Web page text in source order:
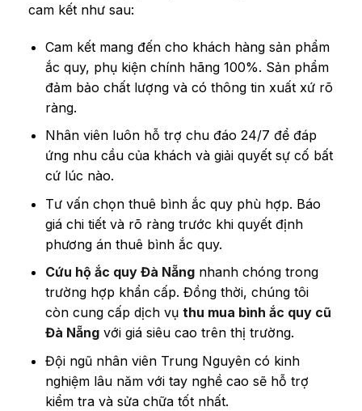
cam kết như sau:
Cam kết mang đến cho khách hàng sản phẩm
ắc quy, phụ kiện chính hãng 100%. Sản phẩm
đảm bảo chất lượng và có thông tin xuất xứ rõ
ràng.
Nhân viên luôn hỗ trợ chu đáo 24/7 để đáp
ứng nhu cầu của khách và giải quyết sự cố bất
cứ lúc nào.
Tư vấn chọn thuê bình ắc quy phù hợp. Báo
giá chi tiết và rõ ràng trước khi quyết định
phương án thuê bình ắc quy.
Cứu hộ ắc quy Đà Nẵngnhanh chóng trong
trường hợp khẩn cấp. Đồng thời, chúng tôi
còn cung cấp dịch vụ thu mua bình ắc quy cũ
Đà Nẵngvới giá siêu cao trên thị trường.
Đội ngũ nhân viên Trung Nguyên có kinh
nghiệm lâu năm với tay nghề cao sẽ hỗ trợ
kiểm tra và sửa chữa tốt nhất.